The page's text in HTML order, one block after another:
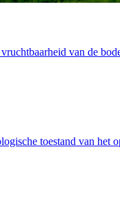
van de
toestand van het